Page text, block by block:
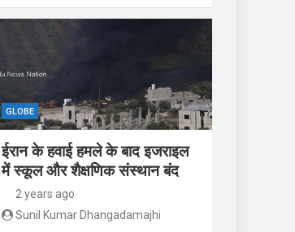
GLOBE
ईरान के हवाई हमले के बाद इजराइल
में स्कूल और शैक्षणिक संस्थान बंद
2 years ago
Sunil Kumar Dhangadamajhi